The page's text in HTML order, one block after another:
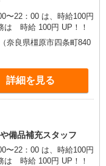
時給 100円 UP！！
奈良県橿原市四条町840
詳細を見る
備品補充スタッフ
時給 100円 UP！！